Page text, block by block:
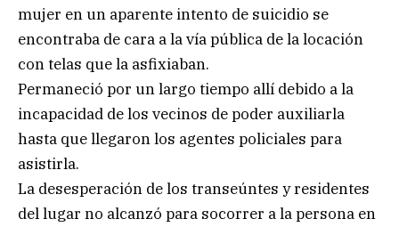
mujer en un aparente intento de suicidio se
encontraba de cara a la vía pública de la locación
con telas que la asfixiaban.
Permaneció por un largo tiempo allí debido a la
incapacidad de los vecinos de poder auxiliarla
hasta que llegaron los agentes policiales para
asistirla.
La desesperación de los transeúntes y residentes
del lugar no alcanzó para socorrer a la persona en